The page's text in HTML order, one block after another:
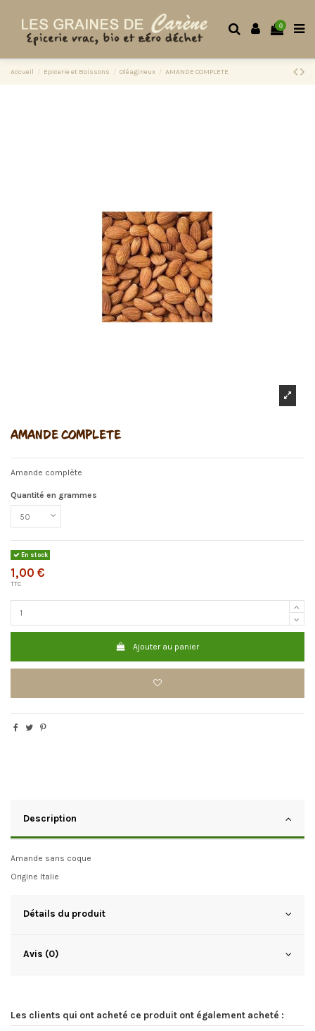
0
Accueil Epicerie et Boissons Oléagineux AMANDE COMPLETE
AMANDE COMPLETE
Amande complète
Quantité en grammes
En stock
1,00 €
TTC
Ajouter au panier
Description
Amande sans coque
Origine Italie
Détails du produit
Avis (0)
Les clients qui ont acheté ce produit ont également acheté :